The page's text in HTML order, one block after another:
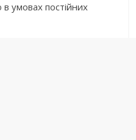
в умовах постійних